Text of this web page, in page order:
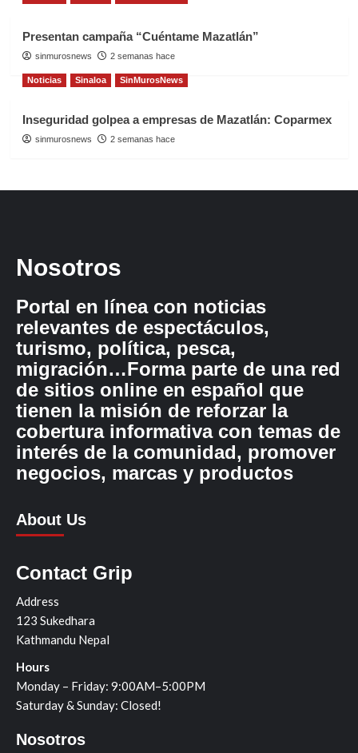
Presentan campaña “Cuéntame Mazatlán”
sinmurosnews 2 semanas hace
Noticias Sinaloa SinMurosNews
Inseguridad golpea a empresas de Mazatlán: Coparmex
sinmurosnews 2 semanas hace
Nosotros
Portal en línea con noticias
relevantes de espectáculos,
turismo, política, pesca,
migración…Forma parte de una red
de sitios online en español que
tienen la misión de reforzar la
cobertura informativa con temas de
interés de la comunidad, promover
negocios, marcas y productos
About Us
Contact Grip
Address
123 Sukedhara
Kathmandu Nepal
Hours
Monday – Friday: 9:00AM–5:00PM
Saturday & Sunday: Closed!
Nosotros